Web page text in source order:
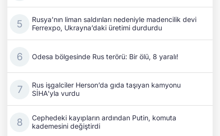
Rusya’nın liman saldırıları nedeniyle madencilik devi
Ferrexpo, Ukrayna’daki üretimi durdurdu
Odesa bölgesinde Rus terörü: Bir ölü, 8 yaralı!
Rus işgalciler Herson’da gıda taşıyan kamyonu
SİHA’yla vurdu
Cephedeki kayıpların ardından Putin, komuta
kademesini değiştirdi